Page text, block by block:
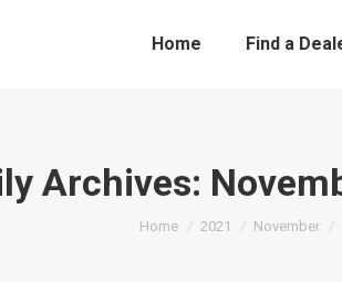
Home Find a
Archives:
You are here:
Home 2021 November